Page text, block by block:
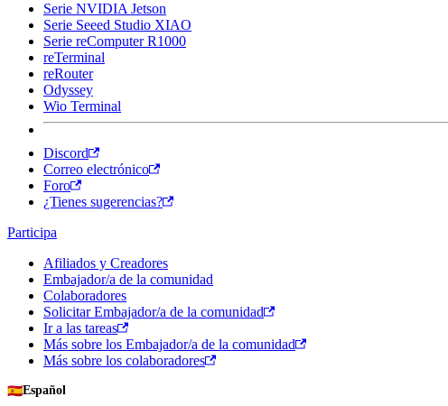
Serie NVIDIA Jetson
Serie Seeed Studio XIAO
Serie reComputer R1000
reTerminal
reRouter
Odyssey
Wio Terminal
Discord
Correo electrónico
Foro
¿Tienes sugerencias?
Participa
Afiliados y Creadores
Embajador/a de la comunidad
Colaboradores
Solicitar Embajador/a de la comunidad
Ir a las tareas
Más sobre los Embajador/a de la comunidad
Más sobre los colaboradores
🇪🇸Español